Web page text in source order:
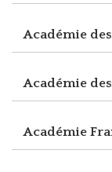
Académie
Académie
Académie